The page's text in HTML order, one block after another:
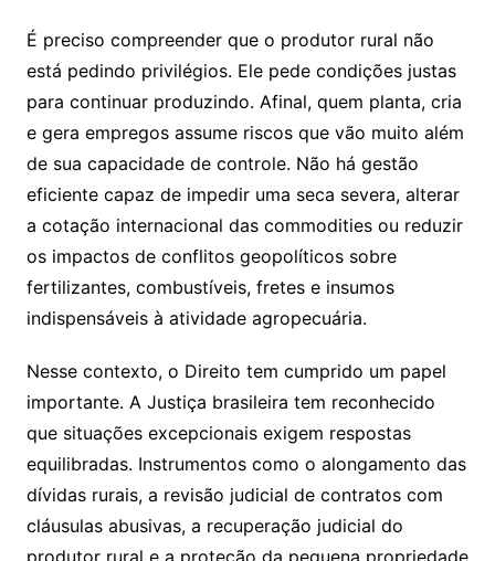
É preciso compreender que o produtor rural não
está pedindo privilégios. Ele pede condições justas
para continuar produzindo. Afinal, quem planta, cria
e gera empregos assume riscos que vão muito além
de sua capacidade de controle. Não há gestão
eficiente capaz de impedir uma seca severa, alterar
a cotação internacional das commodities ou reduzir
os impactos de conflitos geopolíticos sobre
fertilizantes, combustíveis, fretes e insumos
indispensáveis à atividade agropecuária.
Nesse contexto, o Direito tem cumprido um papel
importante. A Justiça brasileira tem reconhecido
que situações excepcionais exigem respostas
equilibradas. Instrumentos como o alongamento das
dívidas rurais, a revisão judicial de contratos com
cláusulas abusivas, a recuperação judicial do